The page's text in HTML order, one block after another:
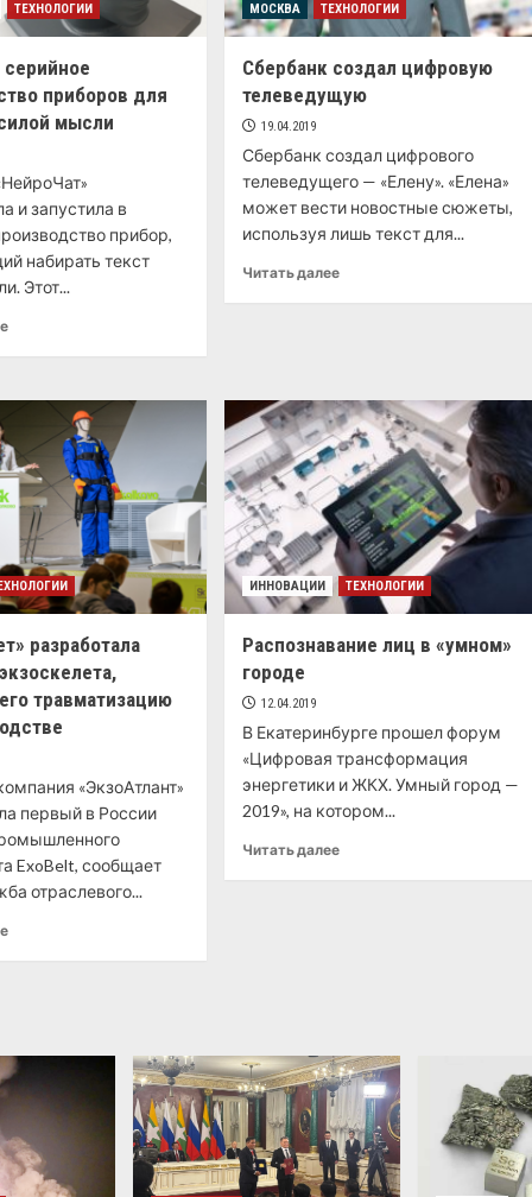
ТЕХНОЛОГИИ
приборов для
мысли
и запустила в
прибор,
набирать текст
Этот...
МОСКВА ТЕХНОЛОГИИ
Сбербанк создал цифровую
телеведущую
19.04.2019
Сбербанк создал цифрового
телеведущего — «Елену». «Елена»
может вести новостные сюжеты,
используя лишь текст для...
Читать далее
разработала
травматизацию
«ЭкзоАтлант»
первый в России
ExoBelt, сообщает
отраслевого...
ИННОВАЦИИ ТЕХНОЛОГИИ
Распознавание лиц в «умном»
городе
12.04.2019
В Екатеринбурге прошел форум
«Цифровая трансформация
энергетики и ЖКХ. Умный город —
2019», на котором...
Читать далее